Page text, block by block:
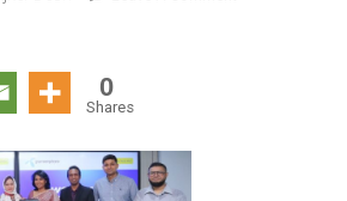
0
Shares